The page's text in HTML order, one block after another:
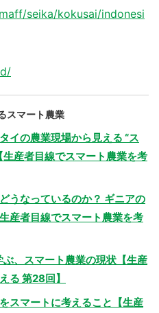
seika/kokusai/indonesi
スマート農業
イの農業現場から見える “ス
産者目線でスマート農業を考
うなっているのか？ ギニアの
産者目線でスマート農業を考
、スマート農業の現状【生産
る 第28回】
スマートに考えること【生産